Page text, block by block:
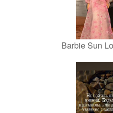
Barbie Sun